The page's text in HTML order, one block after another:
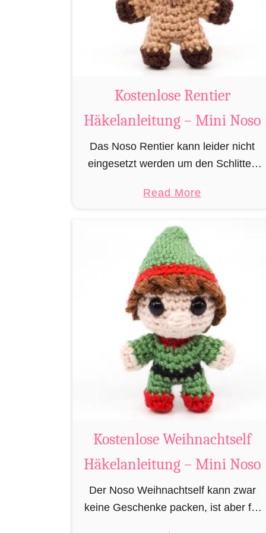
u
m
i
B
b
e
h
ä
Kostenlose Rentier
Häkelanleitung – Mini Noso
Das Noso Rentier kann leider nicht
eingesetzt werden um den Schlitten
besitzt aber wie sein Cousin Rudolf
leider immer als …
Read Morea
t
K
o
s
t
e
n
l
o
s
e
n
t
Kostenlose Weihnachtself
Häkelanleitung – Mini Noso
Der Noso Weihnachtself kann zwar
keine Geschenke packen, ist aber für